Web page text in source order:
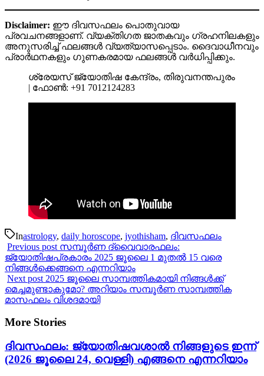
Disclaimer: ഈ ദിവസഫലം പൊതുവായ
പ്രവചനങ്ങളാണ്. വ്യക്തിഗത ജാതകവും ഗ്രഹനിലകളും
അനുസരിച്ച് ഫലങ്ങൾ വ്യത്യാസപ്പെടാം. ദൈവാധീനവും
പ്രാർഥനകളും ഗുണകരമായ ഫലങ്ങൾ വർധിപ്പിക്കും.
ശ്രേയസ്‌ ജ്യോതിഷ കേന്ദ്രം, തിരുവനന്തപുരം
| ഫോൺ: +91 7012124283
Inastrology, daily horoscope, jyothisham, ദിവസഫലം
Previous post സമ്പൂർണ ദ്വൈവാരഫലം:
ജ്യോതിഷപ്രകാരം 2025 ജൂലൈ 1 മുതൽ 15 വരെ
നിങ്ങൾക്കെങ്ങനെ എന്നറിയാം
Next post 2025 ജൂലൈ സാമ്പത്തികമായി നിങ്ങൾക്ക്
മെച്ചമുണ്ടാകുമോ? അറിയാം സമ്പൂർണ സാമ്പത്തിക
മാസഫലം വിശദമായി
More Stories
ദിവസഫലം: ജ്യോതിഷവശാൽ നിങ്ങളുടെ ഇന്ന്‌
(2026 ജൂലൈ 24, വെള്ളി) എങ്ങനെ എന്നറിയാം